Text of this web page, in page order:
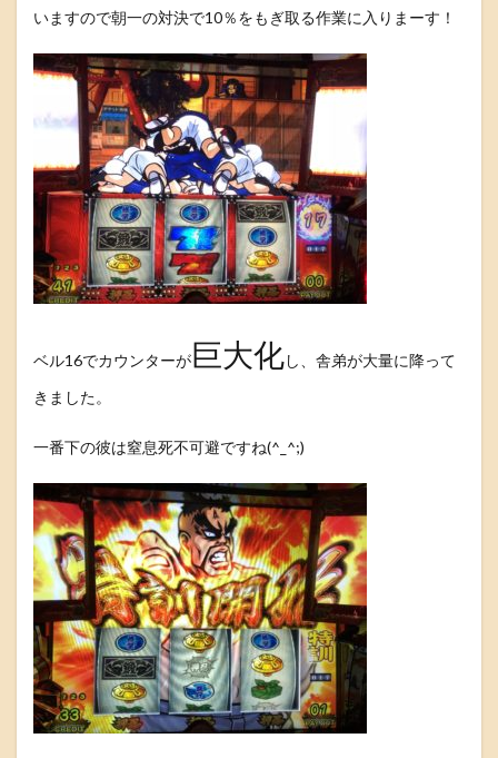
いますので朝一の対決で10％をもぎ取る作業に入りまーす！
ベル16でカウンターが巨大化し、舎弟が大量に降って
きました。
一番下の彼は窒息死不可避ですね(^_^;)